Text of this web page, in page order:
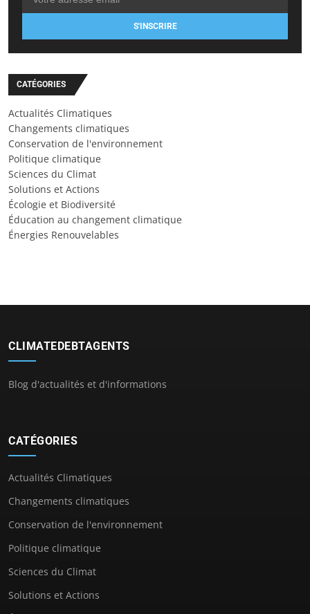
S'INSCRIRE
CATÉGORIES
Actualités Climatiques
Changements climatiques
Conservation de l'environnement
Politique climatique
Sciences du Climat
Solutions et Actions
Écologie et Biodiversité
Éducation au changement climatique
Énergies Renouvelables
CLIMATEDEBTAGENTS
Blog d'actualités et d'informations
CATÉGORIES
Actualités Climatiques
Changements climatiques
Conservation de l'environnement
Politique climatique
Sciences du Climat
Solutions et Actions